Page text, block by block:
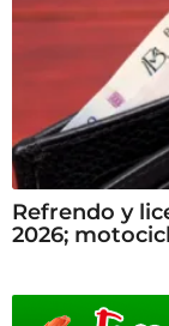
Refrendo y
2026;